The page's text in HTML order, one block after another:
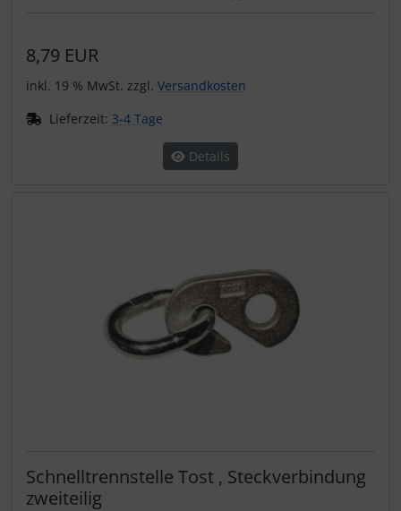
8,79 EUR
inkl. 19 % MwSt. zzgl. Versandkosten
Lieferzeit: 3-4 Tage
Details
Schnelltrennstelle Tost , Steckverbindung
zweiteilig